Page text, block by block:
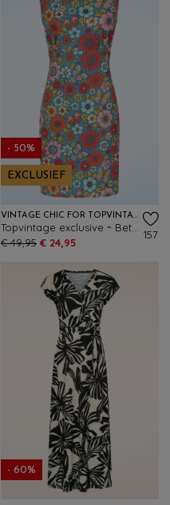
- 50%
EXCLUSIEF
VINTAGE CHIC FOR TOPVINTAGE
€ 49,95 € 24,95
157
- 60%